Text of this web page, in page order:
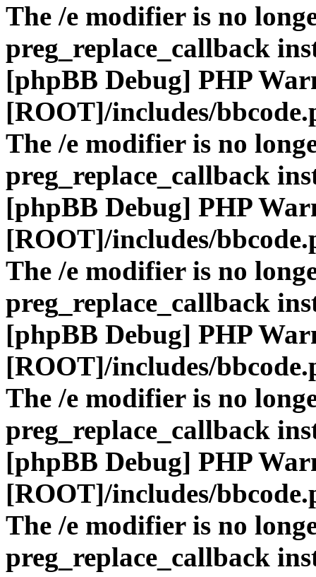
The /e modifier is no
preg_replace_callback
[phpBB Debug] PHP
[ROOT]/includes/
The /e modifier is no
preg_replace_callback
[phpBB Debug] PHP
[ROOT]/includes/
The /e modifier is no
preg_replace_callback
[phpBB Debug] PHP
[ROOT]/includes/
The /e modifier is no
preg_replace_callback
[phpBB Debug] PHP
[ROOT]/includes/
The /e modifier is no
preg_replace_callback